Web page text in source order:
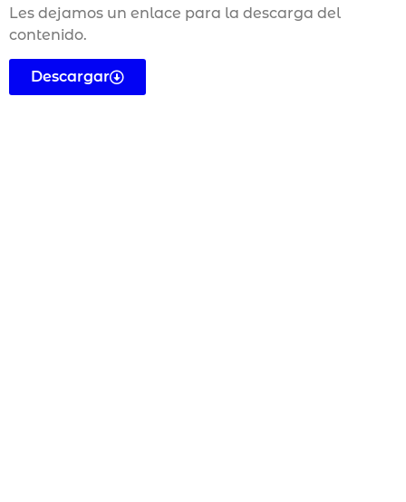
Les dejamos un enlace para la descarga del
contenido.
Descargar